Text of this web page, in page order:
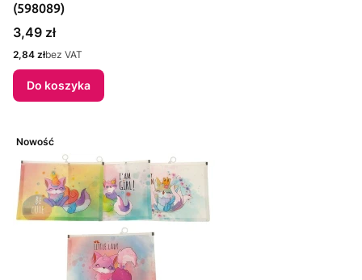
(598089)
Cena
3,49 zł
Cena
2,84 złbez VAT
Do koszyka
Nowość